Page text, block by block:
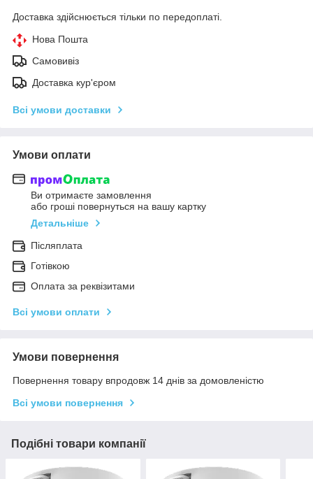
Доставка здійснюється тільки по передоплаті.
Нова Пошта
Самовивіз
Доставка кур'єром
Всі умови доставки
Умови оплати
Ви отримаєте замовлення
або гроші повернуться на вашу картку
Детальніше
Післяплата
Готівкою
Оплата за реквізитами
Всі умови оплати
Умови повернення
Повернення товару впродовж 14 днів за домовленістю
Всі умови повернення
Подібні товари компанії